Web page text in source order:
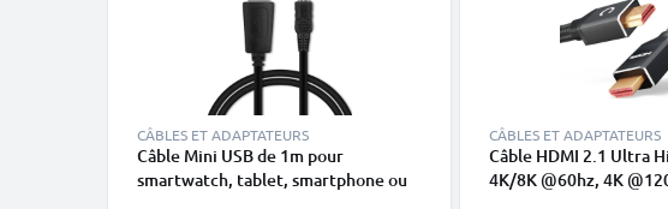
CÂBLES ET ADAPTATEURS
Câble Mini USB de 1m pour
smartwatch, tablet, smartphone ou
CÂBLES ET ADAPTATEURS
Câble HDMI 2.1 Ultra
4K/8K @60hz, 4K